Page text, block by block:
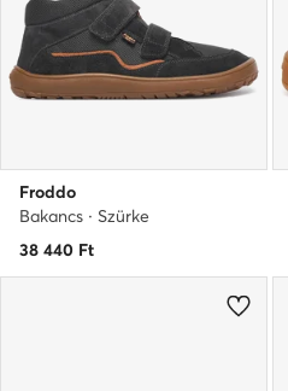
Froddo
Bakancs · Szürke
38 440 Ft